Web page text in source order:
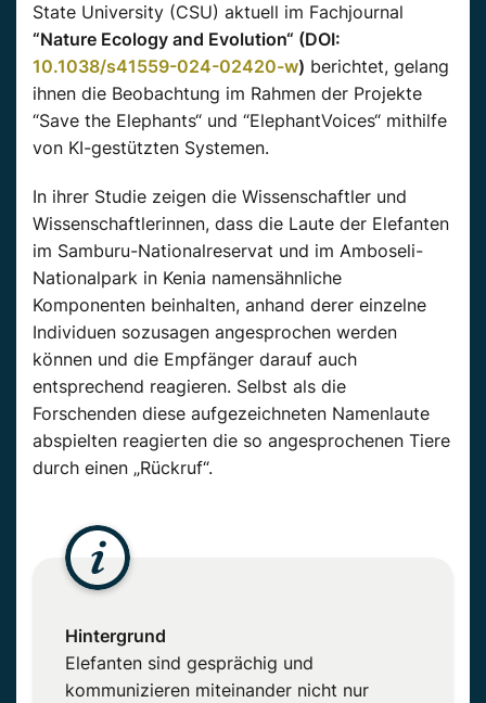
State University (CSU) aktuell im Fachjournal
“Nature Ecology and Evolution“ (DOI:
10.1038/s41559-024-02420-w) berichtet, gelang
ihnen die Beobachtung im Rahmen der Projekte
“Save the Elephants“ und “ElephantVoices“ mithilfe
von KI-gestützten Systemen.
In ihrer Studie zeigen die Wissenschaftler und
Wissenschaftlerinnen, dass die Laute der Elefanten
im Samburu-Nationalreservat und im Amboseli-
Nationalpark in Kenia namensähnliche
Komponenten beinhalten, anhand derer einzelne
Individuen sozusagen angesprochen werden
können und die Empfänger darauf auch
entsprechend reagieren. Selbst als die
Forschenden diese aufgezeichneten Namenlaute
abspielten reagierten die so angesprochenen Tiere
durch einen „Rückruf“.
Hintergrund
Elefanten sind gesprächig und
kommunizieren miteinander nicht nur